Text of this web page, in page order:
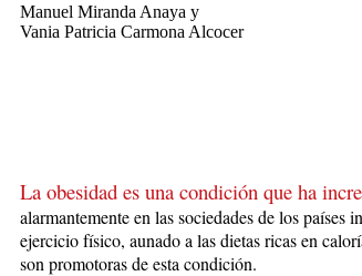
Manuel Miranda Anaya y
Vania Patricia Carmona Alcocer
La obesidad es una condición que ha
alarmantementeen las sociedades de los países
ejercicio físico, aunado a las dietas ricas en
son promotoras de esta condición.